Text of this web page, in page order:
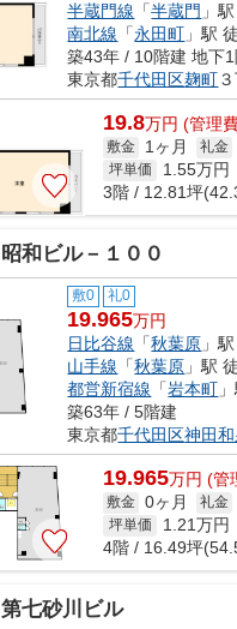
半蔵門線 「半蔵門 」
南北線 「永田町 」駅
築43年 / 10階建 地下
東京都千代田区麹町
19.8万円 (管理
敷金 1ヶ月 礼金
坪単価 1.55万円
3階 / 12.81坪
昭和ビル－１００
敷0 礼0
19.965万円
日比谷線 「秋葉原 」
山手線 「秋葉原 」駅
都営新宿線 「岩本町
築63年 / 5階建
東京都千代田区神田
19.965万円 (管
敷金 0ヶ月 礼金
坪単価 1.21万円
4階 / 16.49坪
第七砂川ビル